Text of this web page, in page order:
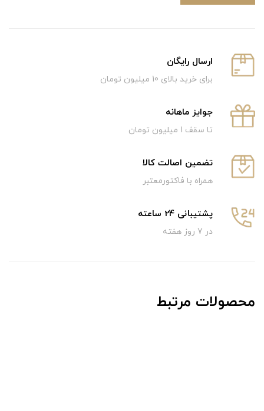
ارسال رایگان
برای خرید بالای 10 میلیون تومان
جوایز ماهانه
تا سقف 1 میلیون تومان
تضمین اصالت کالا
همراه با فاکتورمعتبر
پشتیبانی 24 ساعته
در 7 روز هفته
محصولات مرتبط